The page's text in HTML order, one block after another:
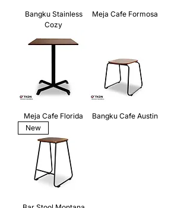
Bangku Stainless
Cozy
Meja Cafe Formosa
Meja Cafe Florida
Bangku Cafe Austin
New